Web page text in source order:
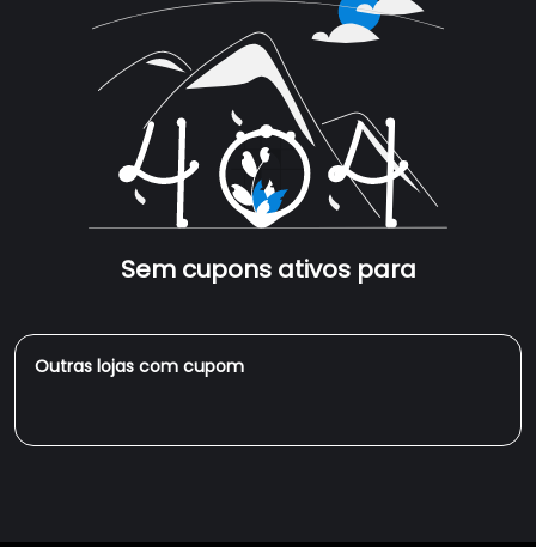
Sem cupons ativos para
Outras lojas com cupom